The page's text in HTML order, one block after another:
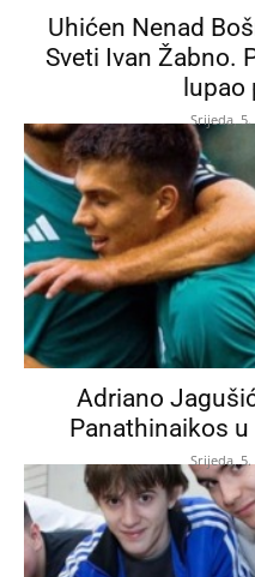
Uhićen Nenad
Sveti Ivan Žabno.
Srijeda,
Adriano
Panathinaikos
Srijeda,